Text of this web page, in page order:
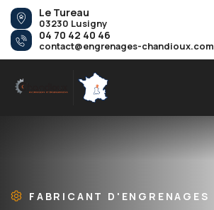
Le Tureau
03230 Lusigny
04 70 42 40 46
contact@engrenages-chandioux.com
FABRICANT D'ENGRENAGES